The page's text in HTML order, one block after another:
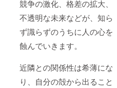
競争の激化、格差の拡大、
不透明な未来などが、知ら
ず識らずのうちに人の心を
蝕んでいきます。
近隣との関係性は希薄にな
り、自分の殻から出ること